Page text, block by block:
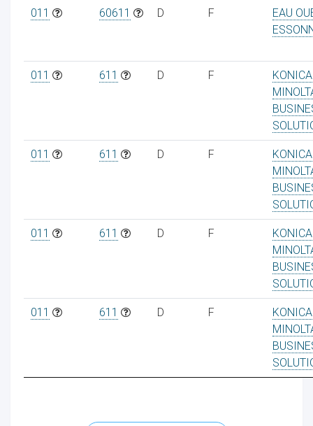
011 60611 D F
EAU
011 611 D F
KONICA
011 611 D F
KONICA
011 611 D F
KONICA
011 611 D F
KONICA